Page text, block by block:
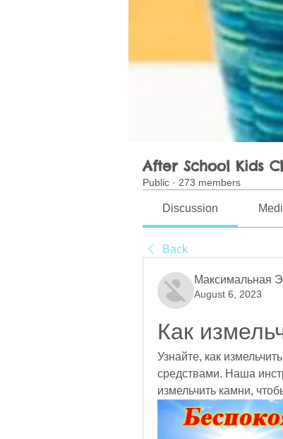
After School Kids
Public · 273 members
Discussion
Back
Максимальная
August 6, 2023
Как
Узнайте, как
средствами. Наша
измельчить камни,